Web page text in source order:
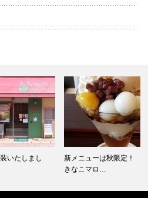
新メニューは秋限定！
でとうござ…